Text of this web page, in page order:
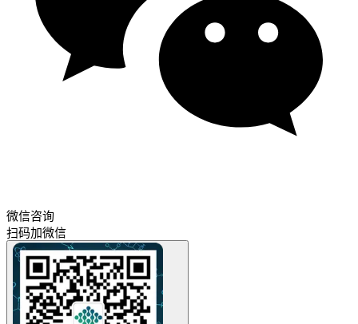
微信咨询
扫码加微信